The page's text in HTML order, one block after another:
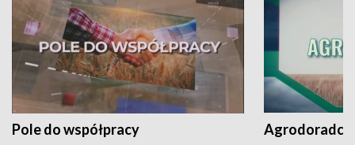
Pole do współpracy Agrodoradcy